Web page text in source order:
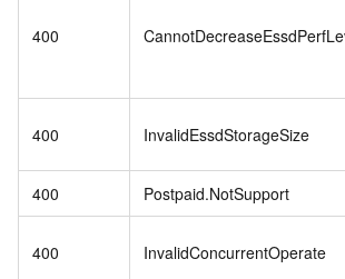
400
400 InvalidEssdStorageSize
400 Postpaid.NotSupport
400 InvalidConcurrentOperate